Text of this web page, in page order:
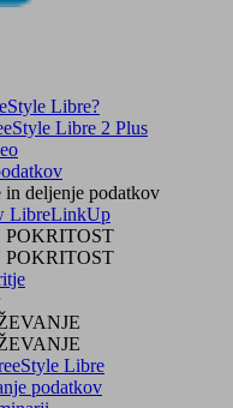
Libre?
Libre 2 Plus
deljenje podatkov
LibreLinkUp
POKRITOST
POKRITOST
Libre
podatkov